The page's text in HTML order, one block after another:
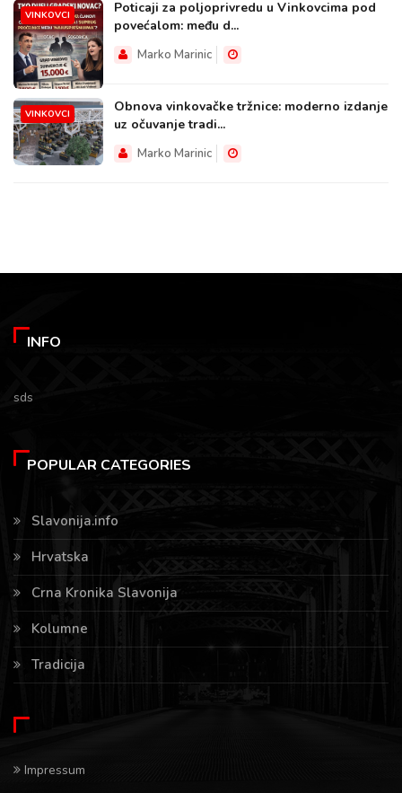
VINKOVCI
Poticaji za poljoprivredu u Vinkovcima pod
povećalom: među d...
Marko Marinic
VINKOVCI
Obnova vinkovačke tržnice: moderno izdanje
uz očuvanje tradi...
Marko Marinic
INFO
sds
POPULAR CATEGORIES
Slavonija.info
Hrvatska
Crna Kronika Slavonija
Kolumne
Tradicija
Impressum